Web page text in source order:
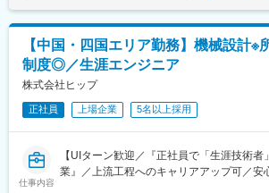
株式上場後は20年以上黒字経営が続い
・創業から55年以上、一度も社員の人員
初任給も年々アップしています。
【長期就業のための手厚いサポート】
・年休124日/月残業17.6時間/有給取得率
・男性の育児・看護休暇も運用実績あり
・育児休暇取得率100％(※くるみんマーク
らの復帰率100％
・子ども手当(18歳まで月1万円)
・持株会や確定拠出年金などの資産形成
タイミーを活用してクライアントの人手不
し、事業成長を伴走する役割を担っていた
とに売上が発生する成果報酬型のサービス
満足度を上げる取り組みが必要になります
終わり」ではなく、導入後も常にクライア
案し続ける。同じクライアントでも、他店
で導入しているクライアントに、上野店で
開や、同じ店舗/事業所の別職種（例：ホー
クライアントに、キッチン職種での利用を
ます。月給(月額)は固定手当を含めた表記
【中国・四国エリア勤務】機械設計※
制度◎／生涯エンジニア
株式会社ヒップ
正社員 上場企業 5名以上採用
仕事内容
【UIターン歓迎／『正社員で「生涯技術
業』／上流工程へのキャリアアップ可／安